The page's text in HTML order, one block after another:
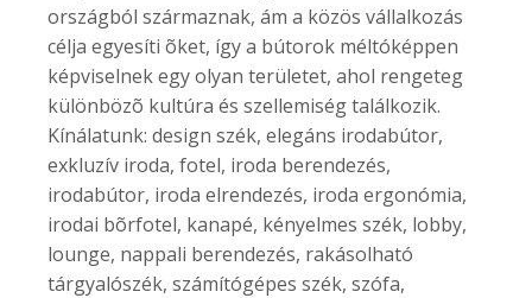
országból származnak, ám a közös vállalkozás
célja egyesíti õket, így a bútorok méltóképpen
képviselnek egy olyan területet, ahol rengeteg
különbözõ kultúra és szellemiség találkozik.
Kínálatunk: design szék, elegáns irodabútor,
exkluzív iroda, fotel, iroda berendezés,
irodabútor, iroda elrendezés, iroda ergonómia,
irodai bõrfotel, kanapé, kényelmes szék, lobby,
lounge, nappali berendezés, rakásolható
tárgyalószék, számítógépes szék, szófa,